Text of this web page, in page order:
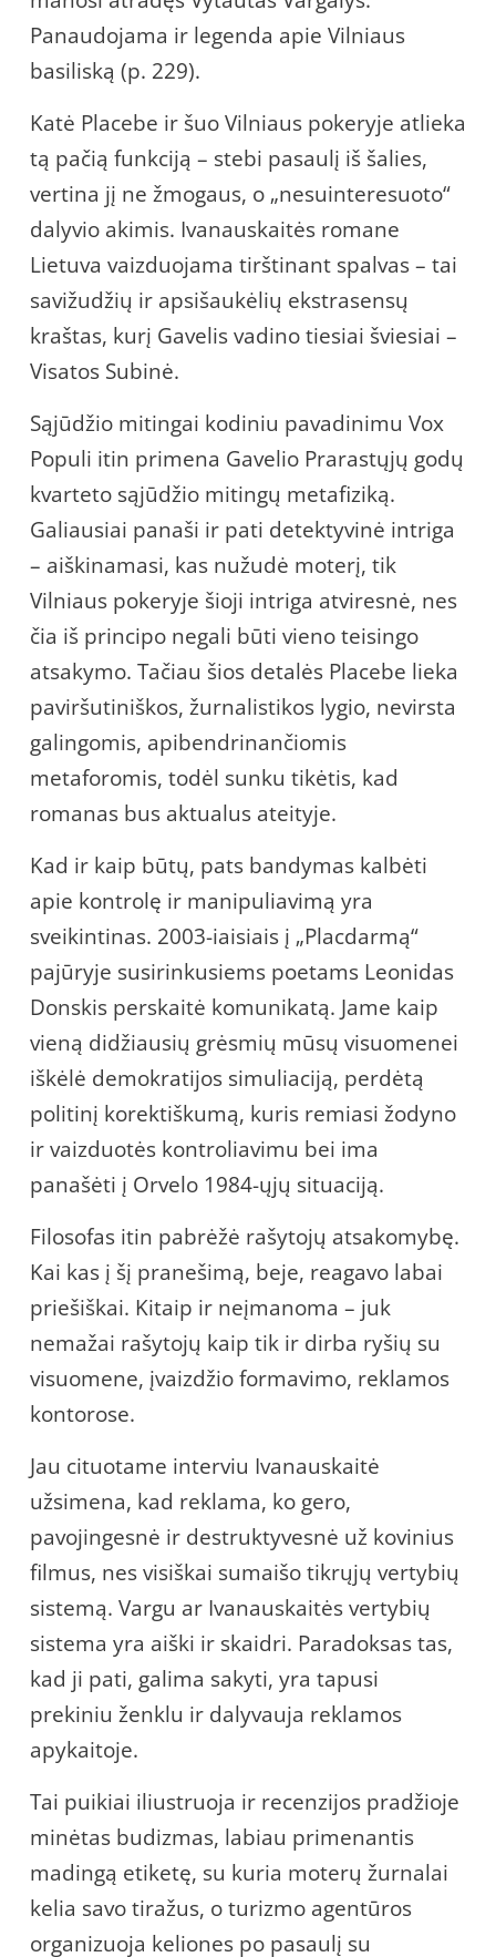
Panaudojama ir legenda apie Vilniaus
basiliską (p. 229).
Katė Placebe ir šuo Vilniaus pokeryje atlieka
tą pačią funkciją – stebi pasaulį iš šalies,
vertina jį ne žmogaus, o „nesuinteresuoto“
dalyvio akimis. Ivanauskaitės romane
Lietuva vaizduojama tirštinant spalvas – tai
savižudžių ir apsišaukėlių ekstrasensų
kraštas, kurį Gavelis vadino tiesiai šviesiai –
Visatos Subinė.
Sąjūdžio mitingai kodiniu pavadinimu Vox
Populi itin primena Gavelio Prarastųjų godų
kvarteto sąjūdžio mitingų metafiziką.
Galiausiai panaši ir pati detektyvinė intriga
– aiškinamasi, kas nužudė moterį, tik
Vilniaus pokeryje šioji intriga atviresnė, nes
čia iš principo negali būti vieno teisingo
atsakymo. Tačiau šios detalės Placebe lieka
paviršutiniškos, žurnalistikos lygio, nevirsta
galingomis, apibendrinančiomis
metaforomis, todėl sunku tikėtis, kad
romanas bus aktualus ateityje.
Kad ir kaip būtų, pats bandymas kalbėti
apie kontrolę ir manipuliavimą yra
sveikintinas. 2003-iaisiais į „Placdarmą“
pajūryje susirinkusiems poetams Leonidas
Donskis perskaitė komunikatą. Jame kaip
vieną didžiausių grėsmių mūsų visuomenei
iškėlė demokratijos simuliaciją, perdėtą
politinį korektiškumą, kuris remiasi žodyno
ir vaizduotės kontroliavimu bei ima
panašėti į Orvelo 1984-ųjų situaciją.
Filosofas itin pabrėžė rašytojų atsakomybę.
Kai kas į šį pranešimą, beje, reagavo labai
priešiškai. Kitaip ir neįmanoma – juk
nemažai rašytojų kaip tik ir dirba ryšių su
visuomene, įvaizdžio formavimo, reklamos
kontorose.
Jau cituotame interviu Ivanauskaitė
užsimena, kad reklama, ko gero,
pavojingesnė ir destruktyvesnė už kovinius
filmus, nes visiškai sumaišo tikrųjų vertybių
sistemą. Vargu ar Ivanauskaitės vertybių
sistema yra aiški ir skaidri. Paradoksas tas,
kad ji pati, galima sakyti, yra tapusi
prekiniu ženklu ir dalyvauja reklamos
apykaitoje.
Tai puikiai iliustruoja ir recenzijos pradžioje
minėtas budizmas, labiau primenantis
madingą etiketę, su kuria moterų žurnalai
kelia savo tiražus, o turizmo agentūros
organizuoja keliones po pasaulį su